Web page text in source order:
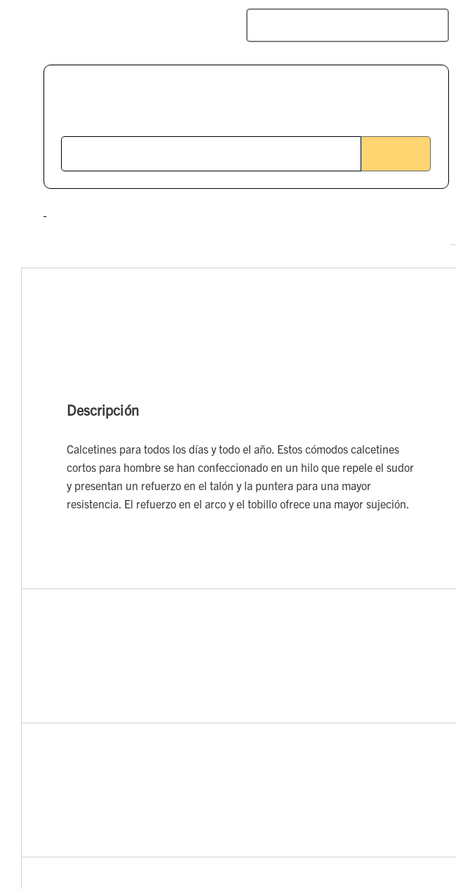
Descripción
Calcetines para todos los días y todo el año. Estos cómodos calcetines
cortos para hombre se han confeccionado en un hilo que repele el sudor
y presentan un refuerzo en el talón y la puntera para una mayor
resistencia. El refuerzo en el arco y el tobillo ofrece una mayor sujeción.